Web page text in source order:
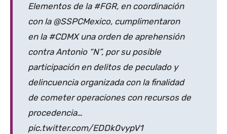
Elementos de la #FGR, en coordinación
con la @SSPCMexico, cumplimentaron
en la #CDMX una orden de aprehensión
contra Antonio “N”, por su posible
participación en delitos de peculado y
delincuencia organizada con la finalidad
de cometer operaciones con recursos de
procedencia…
pic.twitter.com/EDDk0vypV1